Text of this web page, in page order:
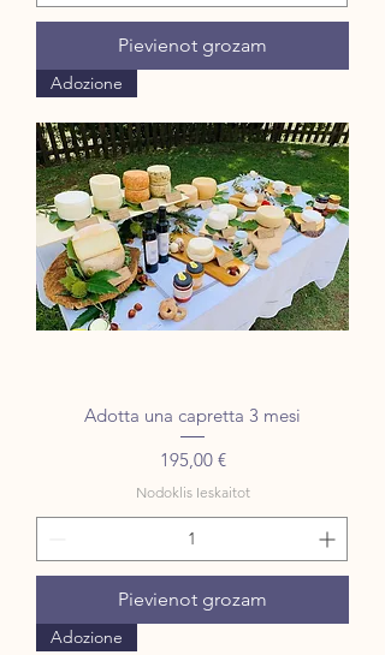
Pievienot grozam
Adozione
Adotta una capretta 3 mesi
Cena
195,00 €
Nodoklis Ieskaitot
Pievienot grozam
Adozione